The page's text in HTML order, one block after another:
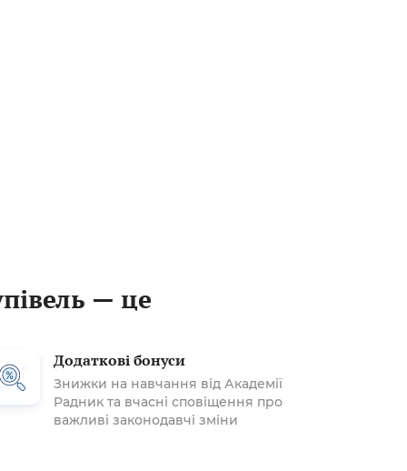
— це
Додаткові бонуси
Знижки на навчання від Академії
Радник та вчасні сповіщення про
важливі законодавчі зміни